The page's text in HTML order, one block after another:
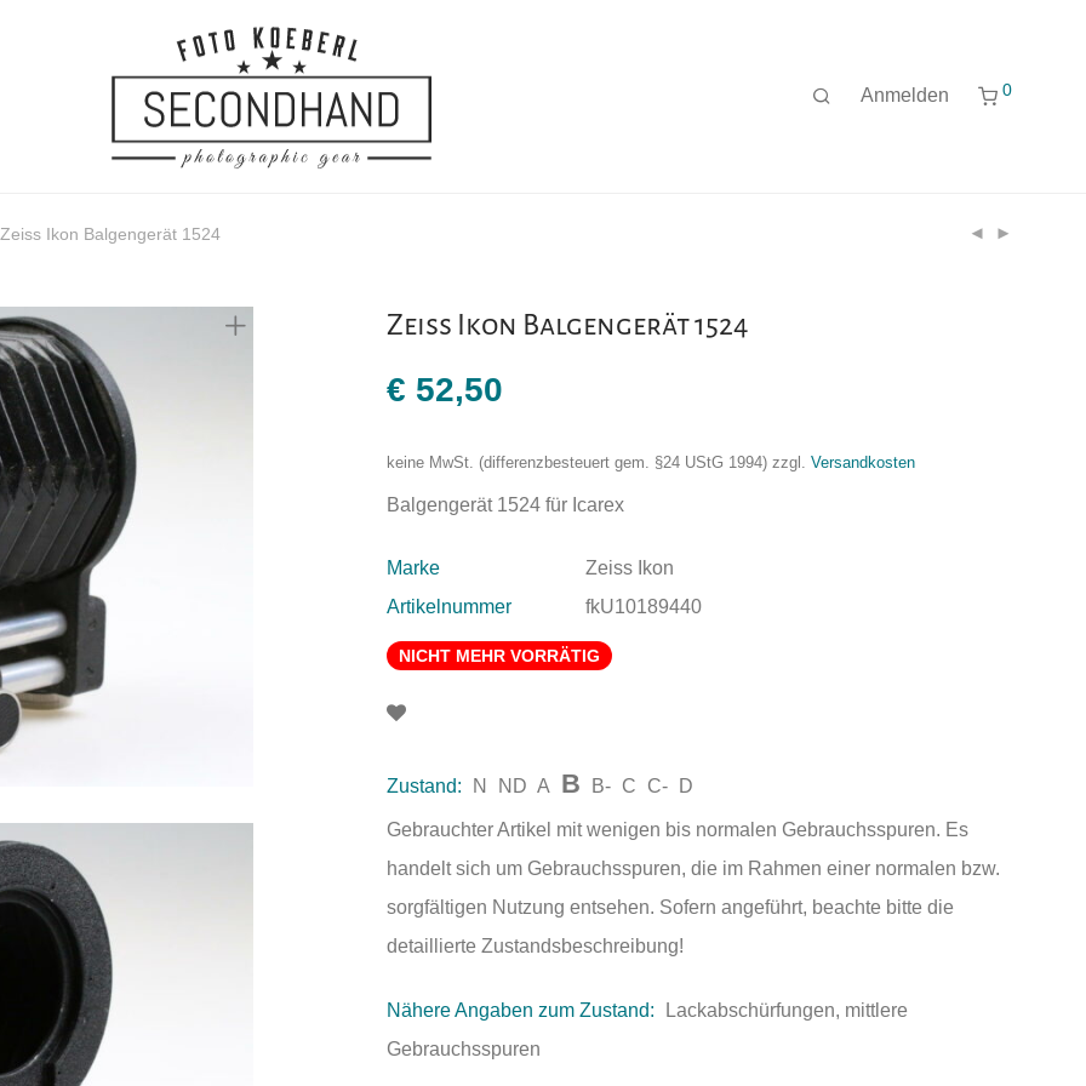
Anmelden 0
Zeiss Ikon Balgengerät 1524
Zeiss Ikon Balgengerät 1524
€ 52,50
keine MwSt. (differenzbesteuert gem. §24 UStG 1994) zzgl. Versandkosten
Balgengerät 1524 für Icarex
Marke
Zeiss Ikon
Artikelnummer
fkU10189440
NICHT MEHR VORRÄTIG
Zustand: N ND A B B- C C- D
Gebrauchter Artikel mit wenigen bis normalen Gebrauchsspuren. Es
handelt sich um Gebrauchsspuren, die im Rahmen einer normalen bzw.
sorgfältigen Nutzung entsehen. Sofern angeführt, beachte bitte die
detaillierte Zustandsbeschreibung!
Nähere Angaben zum Zustand:
Lackabschürfungen, mittlere
Gebrauchsspuren